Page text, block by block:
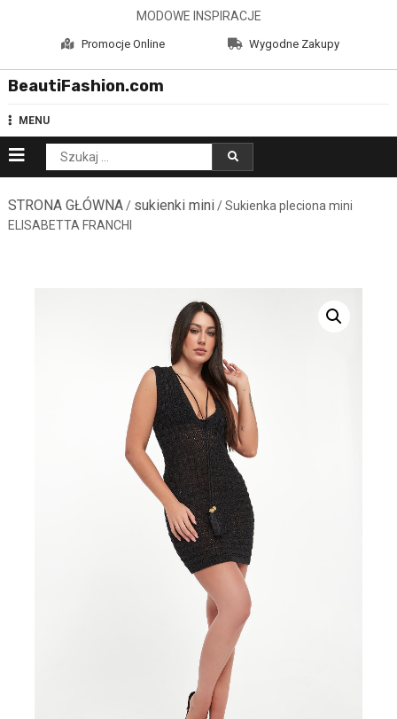
MODOWE INSPIRACJE
Promocje Online Wygodne Zakupy
BeautiFashion.com
MENU
Szukaj:
STRONA GŁÓWNA/ sukienki mini/ Sukienka pleciona mini
ELISABETTA FRANCHI